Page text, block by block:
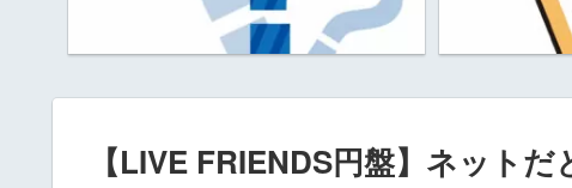
【LIVE FRIENDS円盤】ネット